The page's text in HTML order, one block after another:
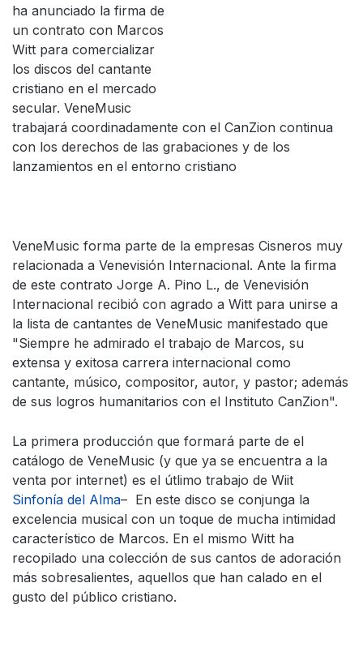
ha anunciado la firma de
un contrato con Marcos
Witt para comercializar
los discos del cantante
cristiano en el mercado
secular. VeneMusic
trabajará coordinadamente con el CanZion continua
con los derechos de las grabaciones y de los
lanzamientos en el entorno cristiano
VeneMusic forma parte de la empresas Cisneros muy
relacionada a Venevisión Internacional. Ante la firma
de este contrato Jorge A. Pino L., de Venevisión
Internacional recibió con agrado a Witt para unirse a
la lista de cantantes de VeneMusic manifestado que
"Siempre he admirado el trabajo de Marcos, su
extensa y exitosa carrera internacional como
cantante, músico, compositor, autor, y pastor; además
de sus logros humanitarios con el Instituto CanZion".
La primera producción que formará parte de el
catálogo de VeneMusic (y que ya se encuentra a la
venta por internet) es el útlimo trabajo de Wiit
Sinfonía del Alma– En este disco se conjunga la
excelencia musical con un toque de mucha intimidad
característico de Marcos. En el mismo Witt ha
recopilado una colección de sus cantos de adoración
más sobresalientes, aquellos que han calado en el
gusto del público cristiano.